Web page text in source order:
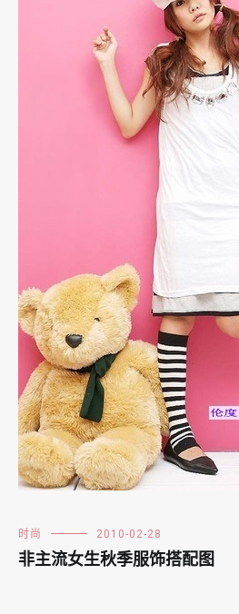
时尚 2010-02-28
非主流女生秋季服饰搭配图